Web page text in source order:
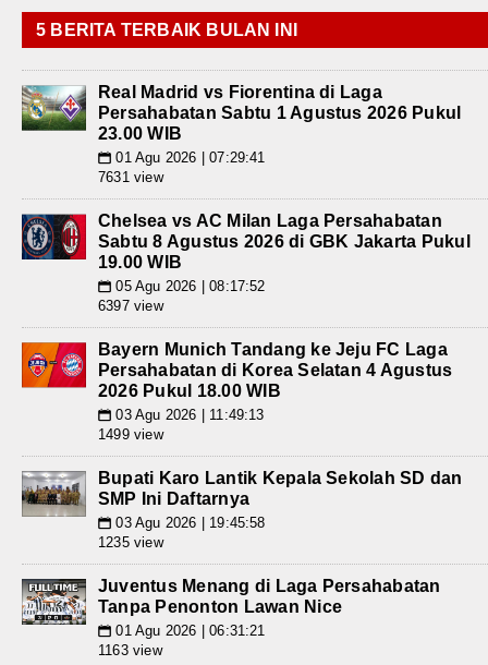
5 BERITA TERBAIK BULAN INI
Real Madrid vs Fiorentina di Laga
Persahabatan Sabtu 1 Agustus 2026 Pukul
23.00 WIB
📅 01 Agu 2026 | 07:29:41
7631 view
Chelsea vs AC Milan Laga Persahabatan
Sabtu 8 Agustus 2026 di GBK Jakarta Pukul
19.00 WIB
📅 05 Agu 2026 | 08:17:52
6397 view
Bayern Munich Tandang ke Jeju FC Laga
Persahabatan di Korea Selatan 4 Agustus
2026 Pukul 18.00 WIB
📅 03 Agu 2026 | 11:49:13
1499 view
Bupati Karo Lantik Kepala Sekolah SD dan
SMP Ini Daftarnya
📅 03 Agu 2026 | 19:45:58
1235 view
Juventus Menang di Laga Persahabatan
Tanpa Penonton Lawan Nice
📅 01 Agu 2026 | 06:31:21
1163 view